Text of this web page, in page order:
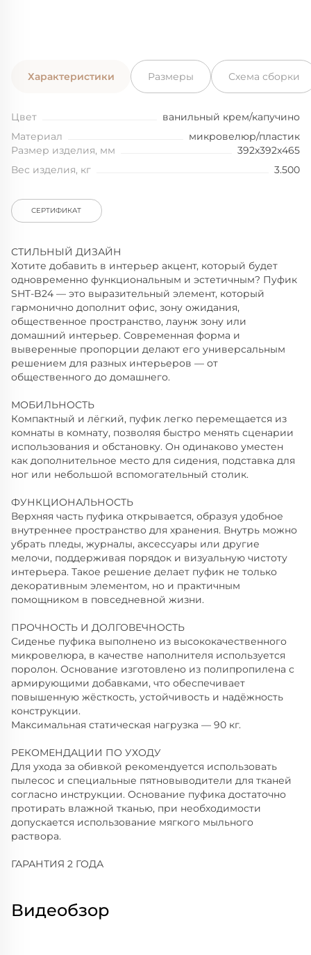
Характеристики Размеры Схема сборки
Цвет
ванильный крем/капучино
Материал
микровелюр/пластик
Размер изделия, мм
392x392x465
Вес изделия, кг
3.500
СЕРТИФИКАТ
СТИЛЬНЫЙ ДИЗАЙН
Хотите добавить в интерьер акцент, который будет
одновременно функциональным и эстетичным? Пуфик
SHT-B24 — это выразительный элемент, который
гармонично дополнит офис, зону ожидания,
общественное пространство, лаунж зону или
домашний интерьер. Современная форма и
выверенные пропорции делают его универсальным
решением для разных интерьеров — от
общественного до домашнего.
МОБИЛЬНОСТЬ
Компактный и лёгкий, пуфик легко перемещается из
комнаты в комнату, позволяя быстро менять сценарии
использования и обстановку. Он одинаково уместен
как дополнительное место для сидения, подставка для
ног или небольшой вспомогательный столик.
ФУНКЦИОНАЛЬНОСТЬ
Верхняя часть пуфика открывается, образуя удобное
внутреннее пространство для хранения. Внутрь можно
убрать пледы, журналы, аксессуары или другие
мелочи, поддерживая порядок и визуальную чистоту
интерьера. Такое решение делает пуфик не только
декоративным элементом, но и практичным
помощником в повседневной жизни.
ПРОЧНОСТЬ И ДОЛГОВЕЧНОСТЬ
Сиденье пуфика выполнено из высококачественного
микровелюра, в качестве наполнителя используется
поролон. Основание изготовлено из полипропилена с
армирующими добавками, что обеспечивает
повышенную жёсткость, устойчивость и надёжность
конструкции.
Максимальная статическая нагрузка — 90 кг.
РЕКОМЕНДАЦИИ ПО УХОДУ
Для ухода за обивкой рекомендуется использовать
пылесос и специальные пятновыводители для тканей
согласно инструкции. Основание пуфика достаточно
протирать влажной тканью, при необходимости
допускается использование мягкого мыльного
раствора.
ГАРАНТИЯ 2 ГОДА
Видеобзор